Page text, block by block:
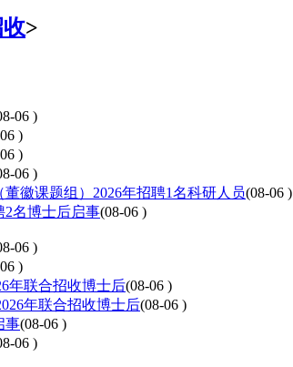
>
06 )
)
)
06 )
徽课题组）2026年招聘1名科研人员(08-06 )
2名博士后启事(08-06 )
06 )
)
年联合招收博士后(08-06 )
年联合招收博士后(08-06 )
事(08-06 )
06 )